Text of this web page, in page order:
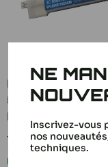
E-flite Accu lipo
500mAh 1S 3.7V
EFLB5001S25UM
Prix
réduit
19,99 €
En stock
NE
Inscrivez-vous
nos
techniques.